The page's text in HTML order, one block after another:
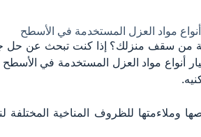
من سقف منزلك؟ إذا كنت تبحث عن حل
أنواع مواد العزل المستخدمة في
وملاءمتها للظروف المناخية